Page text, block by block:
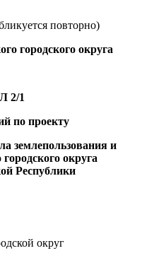
повторно)
городского округа
2/1
по проекту
землепользования и
округа
Республики
округ